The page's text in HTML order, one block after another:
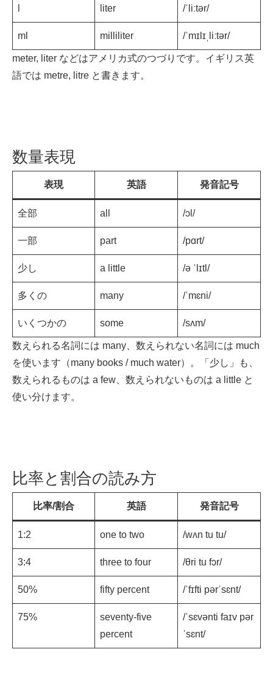
liter /ˈliːtər/
ml milliliter /ˈmɪlɪˌliːtər/
meter, liter などはアメリカ式のつづりです。イギリス英
語では metre, litre と書きます。
数量表現
表現 英語 発音記号
全部 all /ɔl/
一部 part /pɑrt/
少し a little /ə ˈlɪtl/
多くの many /ˈmɛni/
いくつかの some /sʌm/
数えられる名詞には many、数えられない名詞には much
を使います（many books / much water）。「少し」も、
数えられるものは a few、数えられないものは a little と
使い分けます。
比率と割合の読み方
比率/割合 英語 発音記号
1:2 one to two /wʌn tu tu/
3:4 three to four /θri tu fɔr/
50% fifty percent /ˈfɪfti pərˈsɛnt/
75%
seventy-five
percent
/ˈsɛvənti faɪv pər
ˈsɛnt/